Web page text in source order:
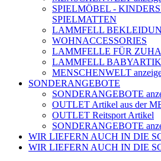
SPIELMÖBEL -
SPIELMATTEN
LAMMFELL
WOHNACCESSORIES
LAMMFELLE FÜR
LAMMFELL
MENSCHENWELT
SONDERANGEBOTE
SONDERANGEBOTE
OUTLET Artikel aus der
OUTLET Reitsport Artikel
SONDERANGEBOTE
WIR LIEFERN AUCH IN DIE
WIR LIEFERN AUCH IN DIE